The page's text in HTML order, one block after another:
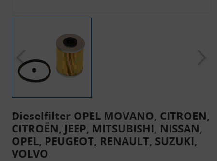
Dieselfilter OPEL MOVANO, CITROEN,
CITROËN, JEEP, MITSUBISHI, NISSAN,
OPEL, PEUGEOT, RENAULT, SUZUKI,
VOLVO